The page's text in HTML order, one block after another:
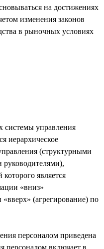
на достижениях
изменения законов
в рыночных условиях
системы управления
иерархическое
(структурными
является
«вниз»
«вверх» (агрегирование) по
персоналом приведена
персоналом включает в